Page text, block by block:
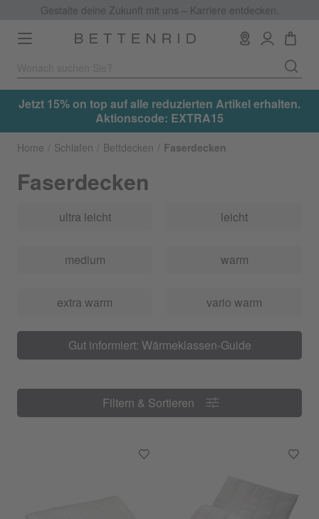
Gestalte deine Zukunft mit uns – Karriere entdecken.
Toggle
navigation
Jetzt 15% on top auf alle reduzierten Artikel erhalten.
Aktionscode: EXTRA15
Home Schlafen Bettdecken Faserdecken
Faserdecken
ultra leicht leicht
medium warm
extra warm vario warm
Gut informiert: Wärmeklassen-Guide
Filtern & Sortieren
Filtern & Sortieren